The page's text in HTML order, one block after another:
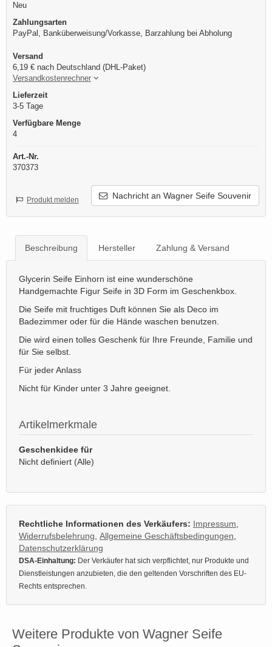
Neu
Zahlungsarten
PayPal, Banküberweisung/Vorkasse, Barzahlung bei Abholung
Versand
6,19 € nach Deutschland (DHL-Paket)
Versandkostenrechner
Lieferzeit
3-5 Tage
Verfügbare Menge
4
Art.-Nr.
370373
Nachricht an Wagner Seife Souvenir
Produkt melden
Beschreibung Hersteller Zahlung & Versand
Glycerin Seife Einhorn ist eine wunderschöne
Handgemachte Figur Seife in 3D Form im Geschenkbox.
Die Seife mit fruchtiges Duft können Sie als Deco im
Badezimmer oder für die Hände waschen benutzen.
Die wird einen tolles Geschenk für Ihre Freunde, Familie und
für Sie selbst.
Für jeder Anlass
Nicht für Kinder unter 3 Jahre geeignet.
Artikelmerkmale
Geschenkidee für
Nicht definiert (Alle)
Rechtliche Informationen des Verkäufers: Impressum
Widerrufsbelehrung Allgemeine Geschäftsbedingungen
Datenschutzerklärung
DSA-Einhaltung: Der Verkäufer hat sich verpflichtet, nur Produkte und
Dienstleistungen anzubieten, die den geltenden Vorschriften des EU-
Rechts entsprechen.
Weitere Produkte von Wagner Seife